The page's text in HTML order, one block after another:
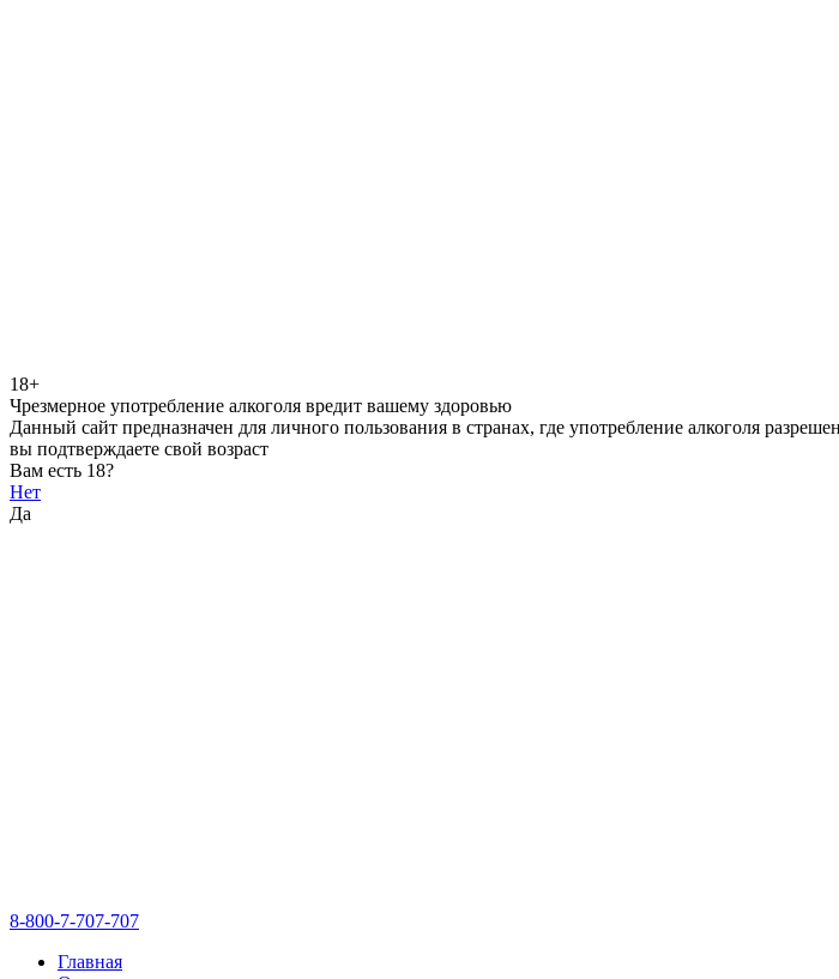
18+
Чрезмерное употребление алкоголя вредит вашему здоровью
Данный сайт предназначен для личного пользования в странах, где употребление алкоголя
вы подтверждаете свой возраст
Вам есть 18?
Нет
Да
8-800-7-707-707
Главная